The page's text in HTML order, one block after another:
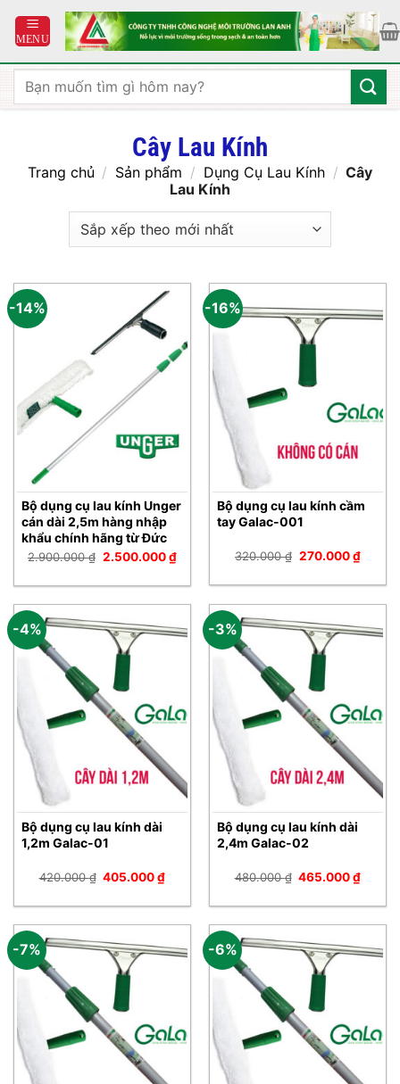
qua
dung
Tìm
kiếm:
Cây Lau Kính
Trang chủ / Sản phẩm / Dụng Cụ Lau Kính / Cây
Lau Kính
-14%
Bộ dụng cụ lau kính Unger
cán dài 2,5m hàng nhập
khẩu chính hãng từ Đức
2.900.000₫ Giá
2.900.000 ₫.
2.500.000₫Giá
hiện
là:
2.500.000 ₫.
-16%
Bộ dụng cụ lau kính cầm
tay Galac-001
320.000₫ Giá
320.000 ₫.
270.000₫Giá
hiện
là:
-4%
Bộ dụng cụ lau kính dài
1,2m Galac-01
420.000₫ Giá
420.000 ₫.
405.000₫Giá
là:
405.000 ₫.
-3%
Bộ dụng cụ lau kính dài
2,4m Galac-02
480.000₫ Giá
480.000 ₫.
465.000₫Giá
là:
-7% -6%